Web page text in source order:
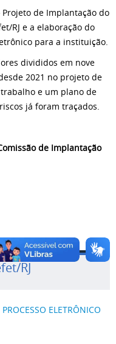
de Implantação do
RJ e a elaboração do
para a instituição.
divididos em nove
2021 no projeto de
trabalho e um plano de
já foram traçados.
de Implantação
RJ
ELETRÔNICO